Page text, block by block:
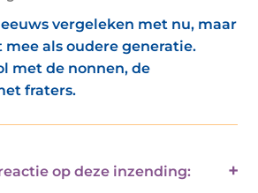
vergeleken met nu, maar
als oudere generatie.
met de nonnen, de
fraters.
op deze inzending: